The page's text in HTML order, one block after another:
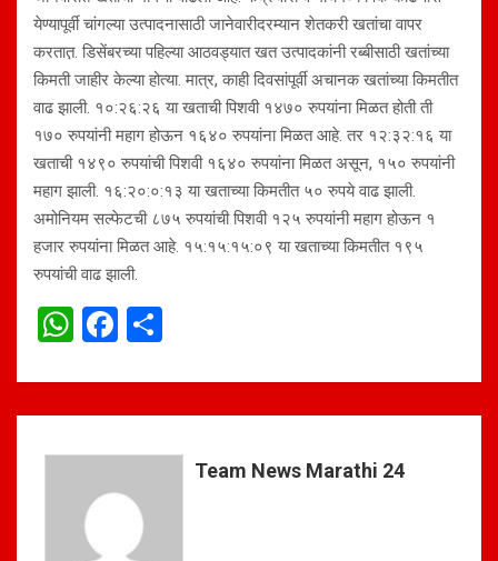
येण्यापूर्वी चांगल्या उत्पादनासाठी जानेवारीदरम्यान शेतकरी खतांचा वापर
करतात़. डिसेंबरच्या पहिल्या आठवड्यात खत उत्पादकांनी रब्बीसाठी खतांच्या
किमती जाहीर केल्या होत्या. मात्र, काही दिवसांपूर्वी अचानक खतांच्या किमतीत
वाढ झाली. १०:२६:२६ या खताची पिशवी १४७० रुपयांना मिळत होती ती
१७० रुपयांनी महाग होऊन १६४० रुपयांना मिळत आहे. तर १२:३२:१६ या
खताची १४९० रुपयांची पिशवी १६४० रुपयांना मिळत असून, १५० रुपयांनी
महाग झाली. १६:२०:०:१३ या खताच्या किमतीत ५० रुपये वाढ झाली.
अमोनियम सल्फेटची ८७५ रुपयांची पिशवी १२५ रुपयांनी महाग होऊन १
हजार रुपयांना मिळत आहे. १५:१५:१५:०९ या खताच्या किमतीत १९५
रुपयांची वाढ झाली.
W
at
A
p
p
F
ce
o
o
k
ar
Team News Marathi 24